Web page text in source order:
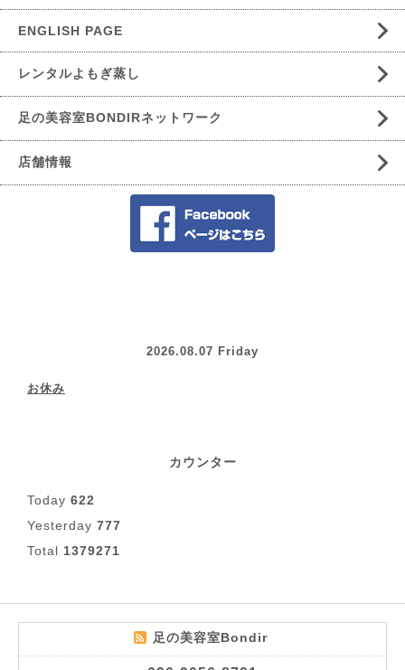
ENGLISH PAGE
レンタルよもぎ蒸し
足の美容室BONDIRネットワーク
店舗情報
2026.08.07 Friday
お休み
カウンター
Today 622
Yesterday 777
Total 1379271
足の美容室Bondir